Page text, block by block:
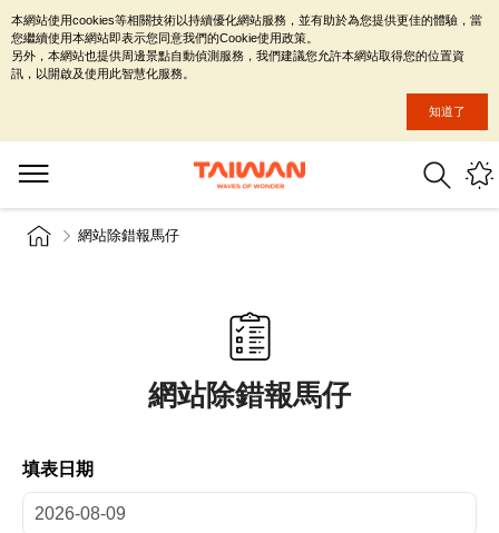
網站除錯報馬仔
網站除錯報馬仔
填表日期
本網站使用cookies等相關技術以持續優化網站服務，並有助於為您提供更佳的體驗，當
您繼續使用本網站即表示您同意我們的Cookie使用政策。
另外，本網站也提供周邊景點自動偵測服務，我們建議您允許本網站取得您的位置資
訊，以開啟及使用此智慧化服務。
知道了